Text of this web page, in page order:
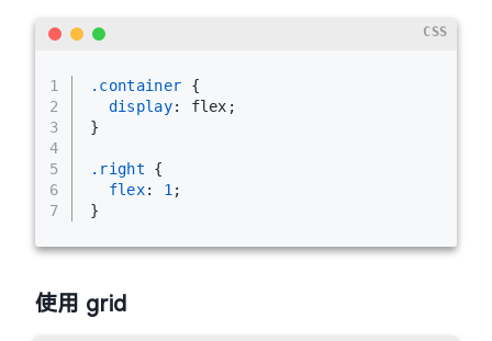
1
2
3
4
5
6
7
.container {
display: flex;
}
.right {
flex: 1;
}
CSS
使用 grid